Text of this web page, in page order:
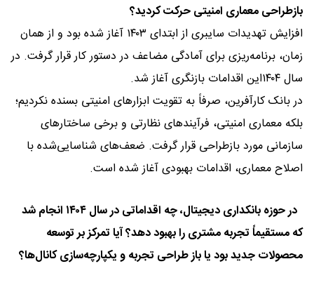
بازطراحی معماری امنیتی حرکت کردید؟
افزایش تهدیدات سایبری از ابتدای ۱۴۰۳ آغاز شده بود و از همان
زمان، برنامه‌ریزی برای آمادگی مضاعف در دستور کار قرار گرفت. در
سال ۱۴۰۴این اقدامات بازنگری آغاز شد.
در بانک کارآفرین، صرفاً به تقویت ابزارهای امنیتی بسنده نکردیم؛
بلکه معماری امنیتی، فرآیندهای نظارتی و برخی ساختارهای
سازمانی مورد بازطراحی قرار گرفت. ضعف‌های شناسایی‌شده با
اصلاح معماری، اقدامات بهبودی آغاز شده است.
در حوزه بانکداری دیجیتال، چه اقداماتی در سال ۱۴۰۴ انجام شد
که مستقیماً تجربه مشتری را بهبود دهد؟ آیا تمرکز بر توسعه
محصولات جدید بود یا باز طراحی تجربه و یکپارچه‌سازی کانال‌ها؟